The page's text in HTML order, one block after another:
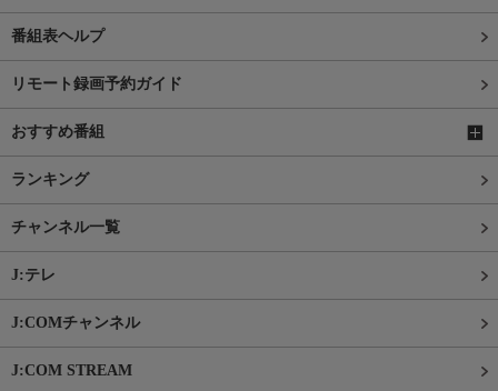
番組表ヘルプ
リモート録画予約ガイド
おすすめ番組
ランキング
チャンネル一覧
J:テレ
J:COMチャンネル
J:COM STREAM